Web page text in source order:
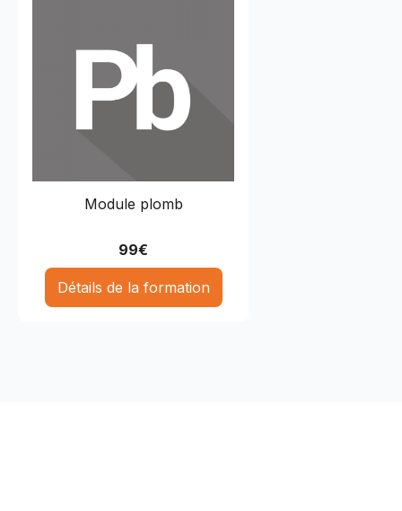
Module plomb
99€
Détails de la formation